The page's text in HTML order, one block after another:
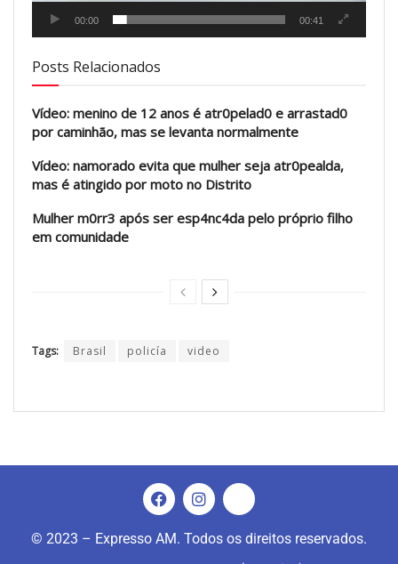
00:00 00:41
Posts Relacionados
Vídeo: menino de 12 anos é atr0pelad0 e arrastad0
por caminhão, mas se levanta normalmente
Vídeo: namorado evita que mulher seja atr0pealda,
mas é atingido por moto no Distrito
Mulher m0rr3 após ser esp4nc4da pelo próprio filho
em comunidade
Tags: Brasil policía video
© 2023 – Expresso AM. Todos os direitos reservados.